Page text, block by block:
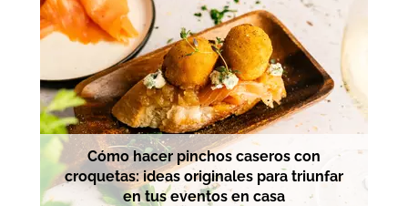
Cómo hacer pinchos caseros con
croquetas: ideas originales para triunfar
en tus eventos en casa